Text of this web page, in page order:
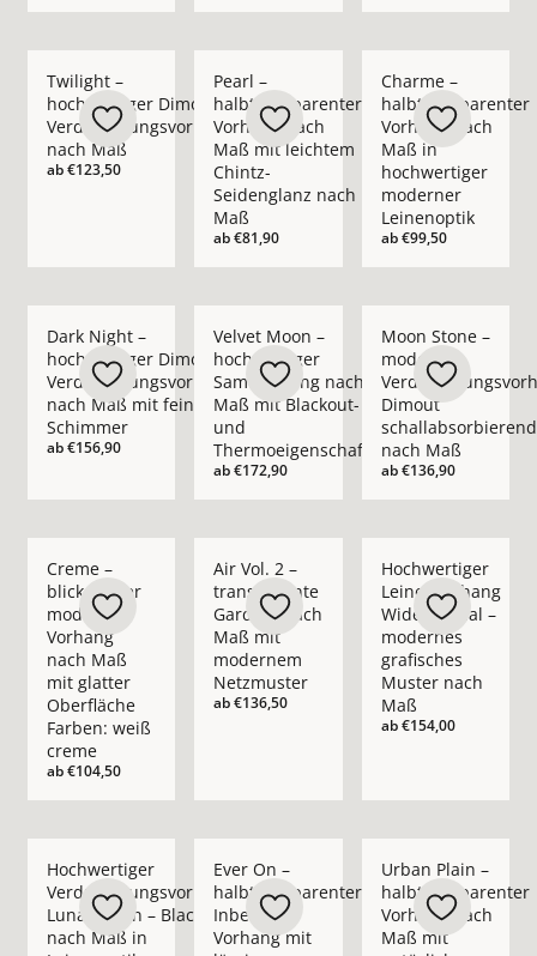
Twilight –
hochwertiger Dimout-
Verdunkelungsvorhang
nach Maß
ab€123,50
Pearl –
halbtransparenter
Vorhang nach
Maß mit leichtem
Chintz-
Seidenglanz nach
Maß
ab€81,90
Charme –
halbtransparenter
Vorhang nach
Maß in
hochwertiger
moderner
Leinenoptik
ab€99,50
Dark Night –
hochwertiger Dimout-
Verdunkelungsvorhang
nach Maß mit feinem
Schimmer
ab€156,90
Velvet Moon –
hochwertiger
Samtvorhang nach
Maß mit Blackout-
und
Thermoeigenschaft
ab€172,90
Moon Stone –
moderner
Dimout
schallabsorbierend
nach Maß
ab€136,90
Creme –
blickdichter
moderner
Vorhang
nach Maß
mit glatter
Oberfläche
Farben: weiß
creme
ab€104,50
Air Vol. 2 –
transparente
Gardine nach
Maß mit
modernem
Netzmuster
ab€136,50
Hochwertiger
Leinenvorhang
Wide Appeal –
modernes
grafisches
Muster nach
Maß
ab€154,00
Hochwertiger
Verdunkelungsvorhang
Lunar Linen – Blackout
nach Maß in
Ever On –
halbtransparenter
Inbetween
Vorhang mit
Urban Plain –
halbtransparenter
Vorhang nach
Maß mit